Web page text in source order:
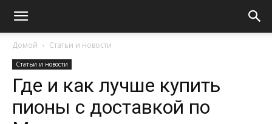
Домой Статьи и новости
Статьи и новости
Где и как лучше купить
пионы с доставкой по